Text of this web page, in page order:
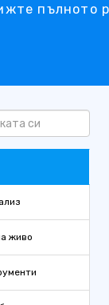
пълното
живо